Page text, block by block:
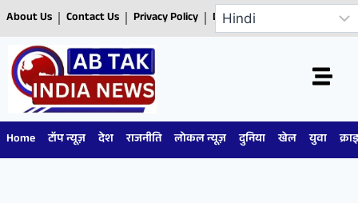
About Us Contact Us Privacy Policy Disclaimer
Home टॉप न्यूज़ देश राजनीति लोकल न्यूज़ दुनिया खेल युवा